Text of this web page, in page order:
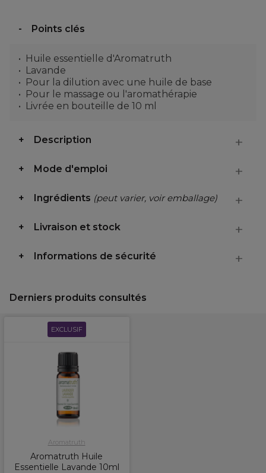
Points clés
Huile essentielle d'Aromatruth
Lavande
Pour la dilution avec une huile de base
Pour le massage ou l'aromathérapie
Livrée en bouteille de 10 ml
Description
Mode d'emploi
Ingrédients (peut varier, voir emballage)
Livraison et stock
Informations de sécurité
Derniers produits consultés
EXCLUSIF
Aromatruth
Aromatruth Huile
Essentielle Lavande 10ml